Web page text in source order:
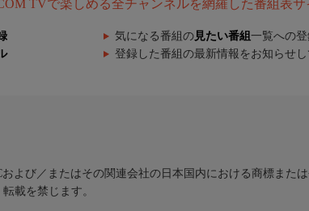
TVで楽しめる全チャンネルを網羅した番組表サ
気になる番組の 見たい番組 一覧への登
登録した番組の最新情報をお知らせし
よび／またはその関連会社の日本国内における商標または
載を禁じます。